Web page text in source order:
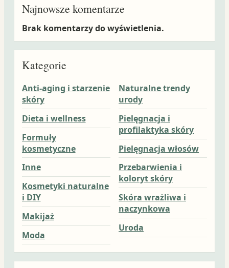
Najnowsze komentarze
Brak komentarzy do wyświetlenia.
Kategorie
Anti-aging i starzenie
skóry
Dieta i wellness
Formuły
kosmetyczne
Inne
Kosmetyki naturalne
i DIY
Makijaż
Moda
Naturalne trendy
urody
Pielęgnacja i
profilaktyka skóry
Pielęgnacja włosów
Przebarwienia i
koloryt skóry
Skóra wrażliwa i
naczynkowa
Uroda